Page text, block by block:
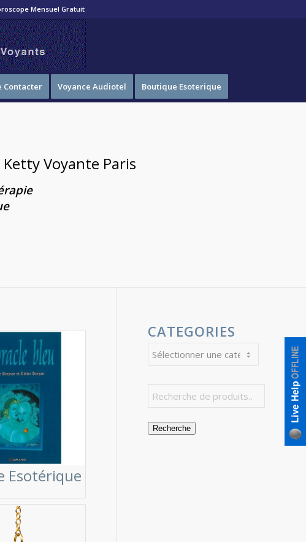
Mensuel Gratuit
Contacter Voyance Audiotel Boutique Esoterique
Voyante Paris
Esotérique
CATEGORIES
Recherche